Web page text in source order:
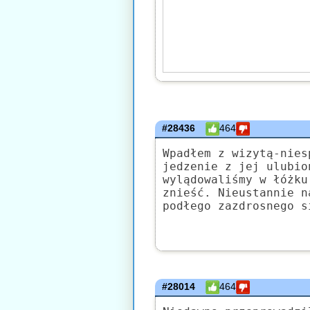
#28436 464
Wpadłem z wizytą-
jedzenie z jej
wylądowaliśmy w
znieść. Nieustannie
podłego zazdrosnego
#28014 464